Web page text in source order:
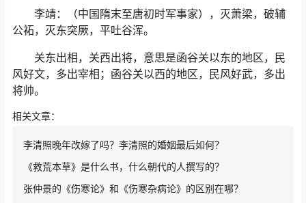
李靖：（中国隋末至唐初时军事家），灭萧梁，破辅
公祏，灭东突厥，平吐谷浑。
关东出相，关西出将，意思是函谷关以东的地区，民
风好文，多出宰相；函谷关以西的地区，民风好武，多出
将帅。
相关文章：
李清照晚年改嫁了吗？李清照的婚姻最后如何？
《救荒本草》是什么书，什么朝代的人撰写的？
张仲景的《伤寒论》和《伤寒杂病论》的区别在哪？